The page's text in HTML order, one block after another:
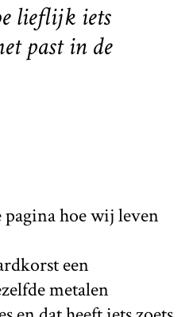
lieflijk iets
past in de
hoe wij leven
een
metalen